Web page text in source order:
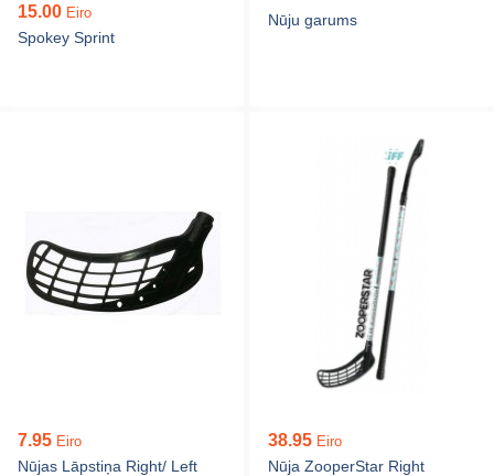
15.00 Eiro
Spokey Sprint
Nūju garums
7.95 Eiro
Nūjas Lāpstiņa Right/ Left
38.95 Eiro
Nūja ZooperStar Right